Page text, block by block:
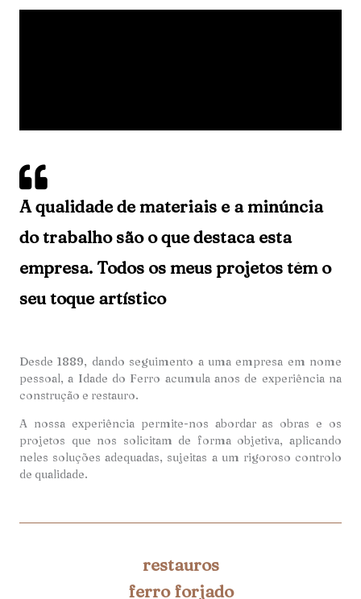
A qualidade de materiais e a minúncia
do trabalho são o que destaca esta
empresa. Todos os meus projetos têm o
seu toque artístico
Desde 1889, dando seguimento a uma empresa em nome
pessoal, a Idade do Ferro acumula anos de experiência na
construção e restauro.
A nossa experiência permite-nos abordar as obras e os
projetos que nos solicitam de forma objetiva, aplicando
neles soluções adequadas, sujeitas a um rigoroso controlo
de qualidade.
restauros
ferro forjado